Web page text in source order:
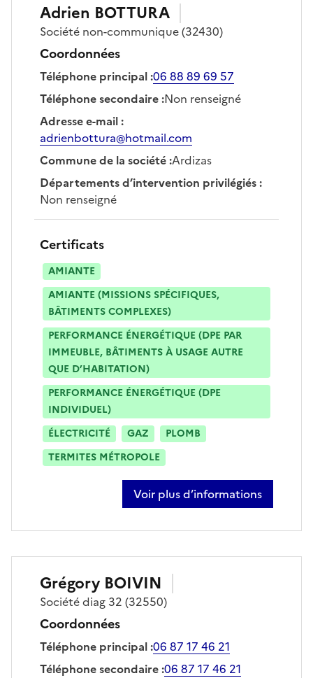
Adrien BOTTURA
Société non-communique(32430)
Coordonnées
Téléphone principal:06 88 89 69 57
Téléphone secondaire:Non renseigné
Adresse e-mail:
adrienbottura@hotmail.com
Commune de la société:Ardizas
Départements d’intervention privilégiés:
Non renseigné
Certificats
AMIANTE
AMIANTE (MISSIONS SPÉCIFIQUES,
BÂTIMENTS COMPLEXES)
PERFORMANCE ÉNERGÉTIQUE (DPE PAR
IMMEUBLE, BÂTIMENTS À USAGE AUTRE
QUE D’HABITATION)
PERFORMANCE ÉNERGÉTIQUE (DPE
INDIVIDUEL)
ÉLECTRICITÉ
GAZ
PLOMB
TERMITES MÉTROPOLE
Voir plus d’informations
sur adrien bottura
Grégory BOIVIN
Sociétédiag 32 (32550)
Coordonnées
Téléphone principal:06 87 17 46 21
Téléphone secondaire:06 87 17 46 21